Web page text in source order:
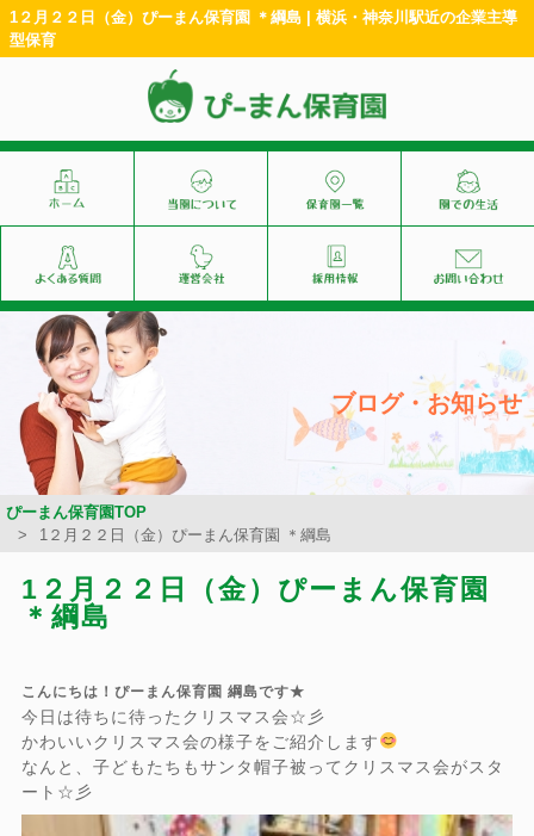
1２月２２日（金）ぴーまん保育園 ＊綱島 | 横浜・神奈川駅近の企業主導
型保育
ブログ・お知らせ
ぴーまん保育園TOP
1２月２２日（金）ぴーまん保育園 ＊綱島
1２月２２日（金）ぴーまん保育園
＊綱島
こんにちは！ぴーまん保育園 綱島です★
今日は待ちに待ったクリスマス会☆彡
かわいいクリスマス会の様子をご紹介します
なんと、子どもたちもサンタ帽子被ってクリスマス会がスタ
ート☆彡